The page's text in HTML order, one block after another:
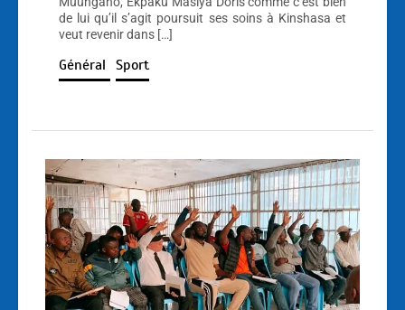
de lui qu’il s’agit poursuit ses soins à Kinshasa et
veut revenir dans […]
Général Sport